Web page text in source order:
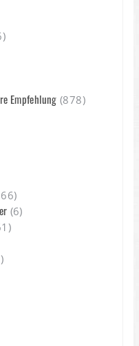
Empfehlung (878)
(6)